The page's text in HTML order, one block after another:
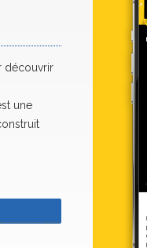
découvrir
une